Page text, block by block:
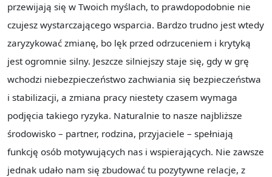
przewijają się w Twoich myślach, to prawdopodobnie nie
czujesz wystarczającego wsparcia. Bardzo trudno jest wtedy
zaryzykować zmianę, bo lęk przed odrzuceniem i krytyką
jest ogromnie silny. Jeszcze silniejszy staje się, gdy w grę
wchodzi niebezpieczeństwo zachwiania się bezpieczeństwa
i stabilizacji, a zmiana pracy niestety czasem wymaga
podjęcia takiego ryzyka. Naturalnie to nasze najbliższe
środowisko – partner, rodzina, przyjaciele – spełniają
funkcję osób motywujących nas i wspierających. Nie zawsze
jednak udało nam się zbudować tu pozytywne relacje, z